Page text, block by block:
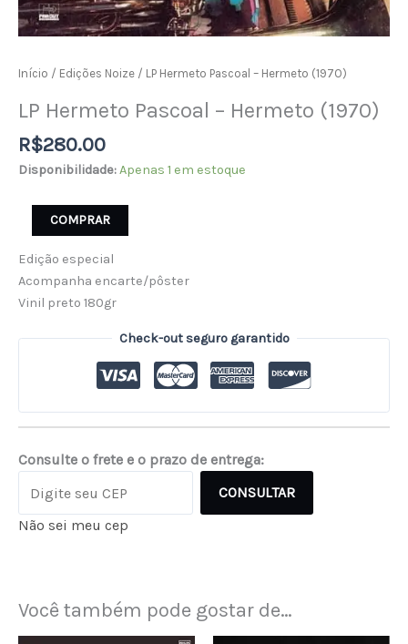
Início / Edições Noize / LP Hermeto Pascoal – Hermeto (1970)
LP Hermeto Pascoal – Hermeto (1970)
R$280.00
Disponibilidade:Apenas 1 em estoque
COMPRAR
Edição especial
Acompanha encarte/pôster
Vinil preto 180gr
Check-out seguro garantido
Consulte o frete e o prazo de entrega:
CONSULTAR
Não sei meu cep
Você também pode gostar de…